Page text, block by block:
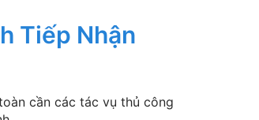
Tiếp Nhận
cần các tác vụ thủ công